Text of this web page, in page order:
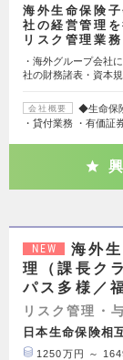
海外生命保険
社の経営管理
リスク管理業
・海外グループ会社
社の財務諸表・資本
会社概要
◆生命保
・貸付業務 ・有価証
NEW
海外
理（課長ク
パス多様／
リスク管理・
日本生命保険相
1250万円 ～